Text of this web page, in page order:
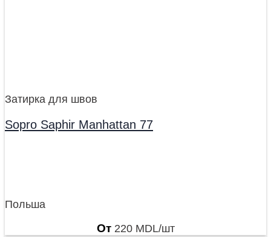
Затирка для швов
Sopro Saphir Manhattan 77
Польша
От 220 MDL/шт